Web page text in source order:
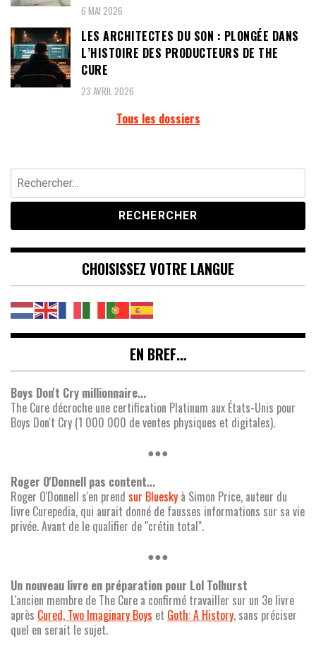
6 MAI 2026
LES ARCHITECTES DU SON : PLONGÉE DANS
L’HISTOIRE DES PRODUCTEURS DE THE
CURE
23 AVRIL 2026
Tous les dossiers
Rechercher :
CHOISISSEZ VOTRE LANGUE
EN BREF…
Boys Don't Cry millionnaire...
The Cure décroche une certification Platinum aux États-Unis pour
Boys Don't Cry (1 000 000 de ventes physiques et digitales).
●●●
Roger O'Donnell pas content...
Roger O'Donnell s'en prend sur Bluesky à Simon Price, auteur du
livre Curepedia, qui aurait donné de fausses informations sur sa vie
privée. Avant de le qualifier de "crétin total".
●●●
Un nouveau livre en préparation pour Lol Tolhurst
L'ancien membre de The Cure a confirmé travailler sur un 3e livre
après Cured, Two Imaginary Boys et Goth: A History, sans préciser
quel en serait le sujet.